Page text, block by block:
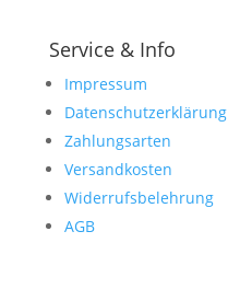
Service & Info
Impressum
Datenschutzerklärung
Zahlungsarten
Versandkosten
Widerrufsbelehrung
AGB